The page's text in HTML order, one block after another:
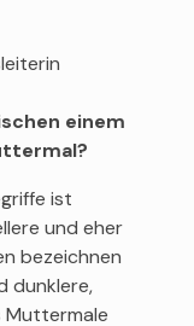
einem
ist
und eher
bezeichnen
dunklere,
Muttermale